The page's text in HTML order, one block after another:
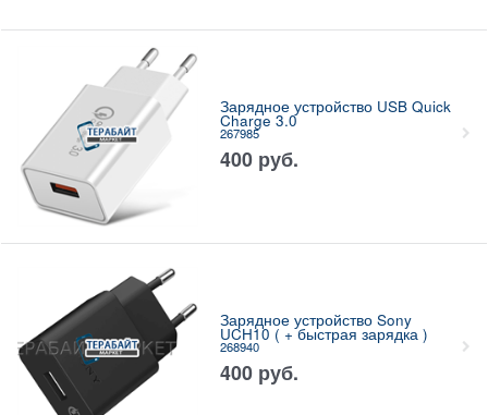
Зарядное устройство USB Quick
Charge 3.0
267985
400 руб.
Зарядное устройство Sony
UCH10 ( + быстрая зарядка )
268940
400 руб.